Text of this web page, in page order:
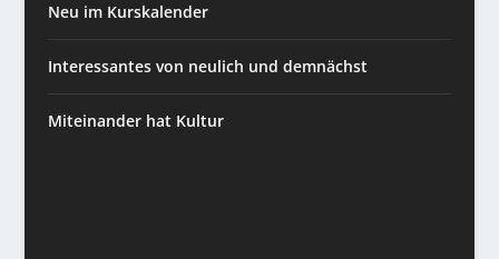
Neu im Kurskalender
Interessantes von neulich und demnächst
Miteinander hat Kultur